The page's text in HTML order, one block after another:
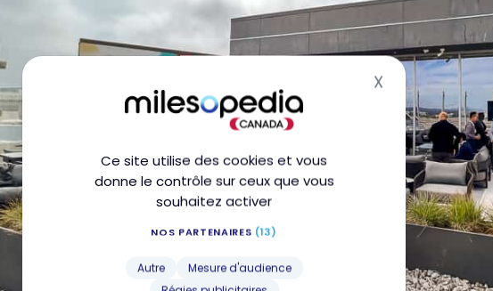
Ce site utilise des cookies et vous
donne le contrôle sur ceux que vous
souhaitez activer
NOS PARTENAIRES (13)
Autre
Mesure d'audience
XMasquer le